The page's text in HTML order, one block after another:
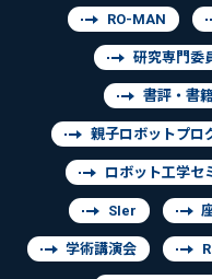
RO-MAN
研究専門委
書評・書
親子ロボットプロ
ロボット工学セ
SIer
学術講演会